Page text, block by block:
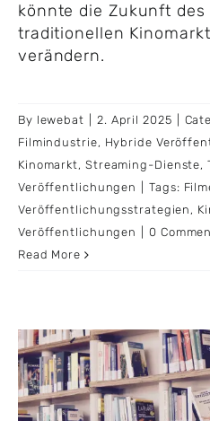
könnte die Zukunft des
traditionellen
verändern.
By lewebat 2. April 2025
Filmindustrie, Hybride
Kinomarkt, Streaming-Dienste,
Veröffentlichungen
Tags:
Veröffentlichungsstrategien ,
Veröffentlichungen
0
Read More